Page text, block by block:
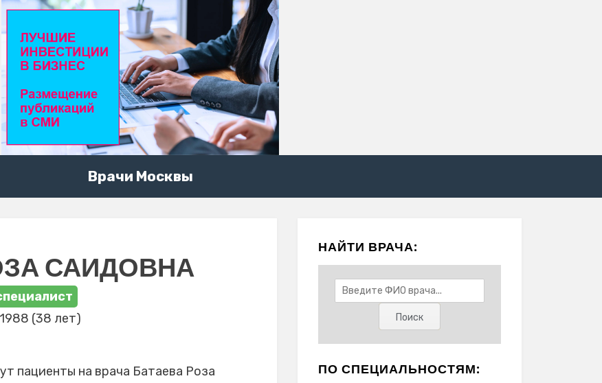
Врачи Москвы
САИДОВНА
(38 лет)
пациенты на врача Батаева Роза
НАЙТИ ВРАЧА:
ПО СПЕЦИАЛЬНОСТЯМ: